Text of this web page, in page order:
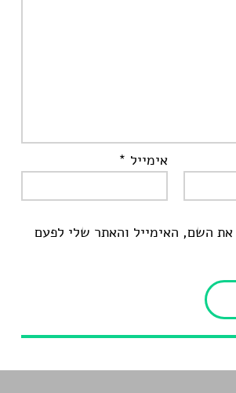
אימייל *
השם, האימייל והאתר שלי לפעם